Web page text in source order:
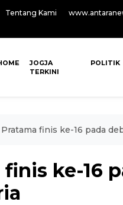
Tentang Kami
JOGJA
TERKINI
POLITIK
Pratama finis ke-16 pada
finis ke-16